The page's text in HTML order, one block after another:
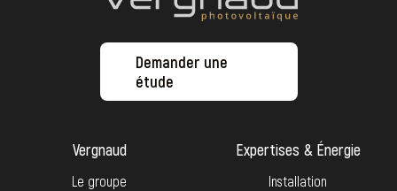
Demander une
étude
Vergnaud
Le groupe
Expertises & Énergie
Installation